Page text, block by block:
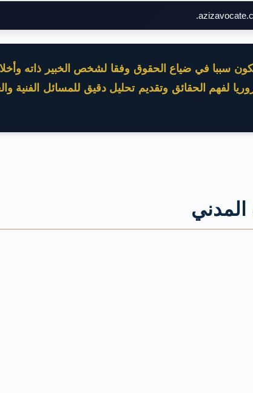
سببا في ضياع الحقوق وفقا لشخص الخبير ذاته
الحقائق وتقديم تحليل دقيق للمسائل الفنية